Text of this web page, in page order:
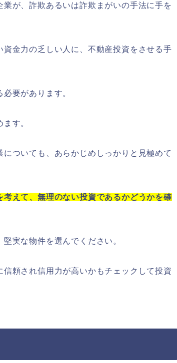
が、詐欺あるいは詐欺まがいの手法に手を
金力の乏しい人に、不動産投資をさせる手
要があります。
す。
ついても、あらかじめしっかりと見極めて
考えて、無理のない投資であるかどうかを確
実な物件を選んでください。
頼され信用力が高いかもチェックして投資